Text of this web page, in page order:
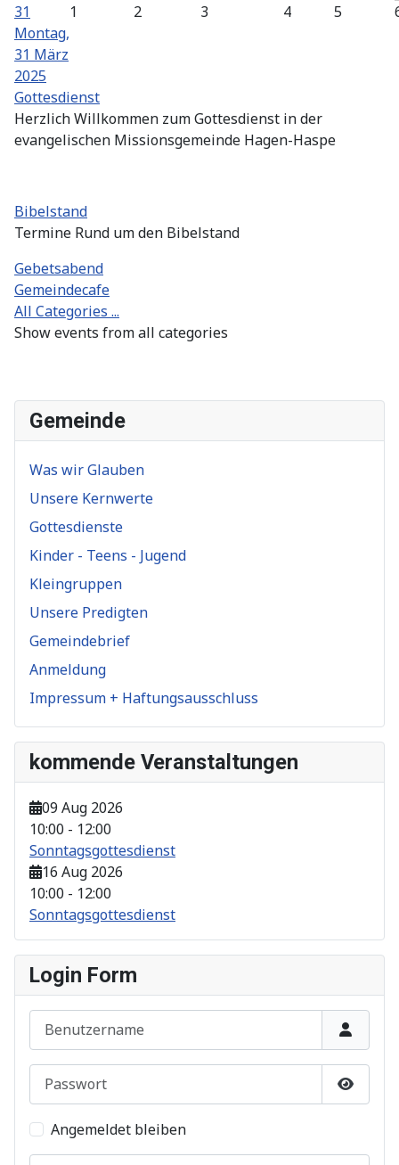
31
Montag,
31 März
2025
1 2 3 4 5
Gottesdienst
Herzlich Willkommen zum Gottesdienst in der
evangelischen Missionsgemeinde Hagen-Haspe
Bibelstand
Termine Rund um den Bibelstand
Gebetsabend
Gemeindecafe
All Categories ...
Show events from all categories
Gemeinde
Was wir Glauben
Unsere Kernwerte
Gottesdienste
Kinder - Teens - Jugend
Kleingruppen
Unsere Predigten
Gemeindebrief
Anmeldung
Impressum + Haftungsausschluss
kommende Veranstaltungen
09 Aug 2026
10:00 - 12:00
Sonntagsgottesdienst
16 Aug 2026
10:00 - 12:00
Sonntagsgottesdienst
Login Form
Benutzername
Passwort
Show
Angemeldet bleiben